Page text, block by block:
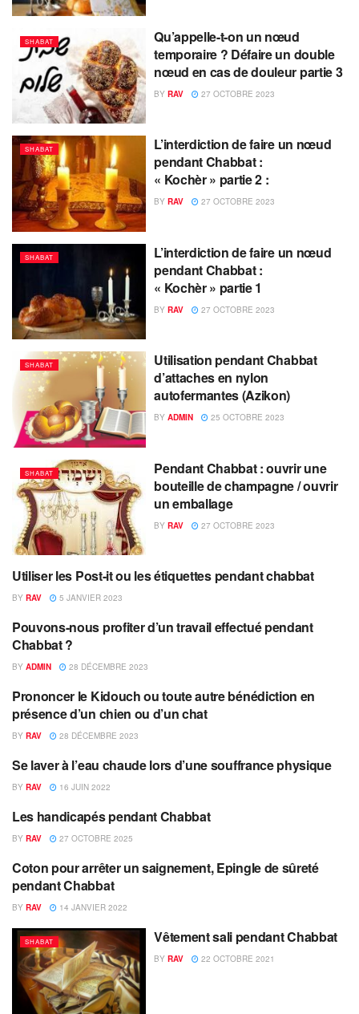
SHABAT
Qu’appelle-t-on un nœud
temporaire ? Défaire un double
nœud en cas de douleur partie 3
BY RAV 27 OCTOBRE 2023
SHABAT
L’interdiction de faire un nœud
pendant Chabbat :
« Kochèr » partie 2 :
BY RAV 27 OCTOBRE 2023
SHABAT
L’interdiction de faire un nœud
pendant Chabbat :
« Kochèr » partie 1
BY RAV 27 OCTOBRE 2023
SHABAT
Utilisation pendant Chabbat
d’attaches en nylon
autofermantes (Azikon)
BY ADMIN 25 OCTOBRE 2023
SHABAT
Pendant Chabbat : ouvrir une
bouteille de champagne / ouvrir
un emballage
BY RAV 27 OCTOBRE 2023
SHABAT
Utiliser les Post-it ou les étiquettes pendant chabbat
BY RAV 5 JANVIER 2023
SHABAT
Pouvons-nous profiter d’un travail effectué pendant
Chabbat ?
BY ADMIN 28 DÉCEMBRE 2023
CHIEN
Prononcer le Kidouch ou toute autre bénédiction en
présence d’un chien ou d’un chat
BY RAV 28 DÉCEMBRE 2023
SHABAT
Se laver à l’eau chaude lors d’une souffrance physique
BY RAV 16 JUIN 2022
SHABAT
Les handicapés pendant Chabbat
BY RAV 27 OCTOBRE 2025
SHABAT
Coton pour arrêter un saignement, Epingle de sûreté
pendant Chabbat
BY RAV 14 JANVIER 2022
SHABAT Vêtement sali pendant Chabbat
BY RAV 22 OCTOBRE 2021